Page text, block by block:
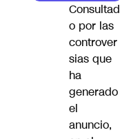
Consultad
o por las
controver
sias que
ha
generado
el
anuncio,